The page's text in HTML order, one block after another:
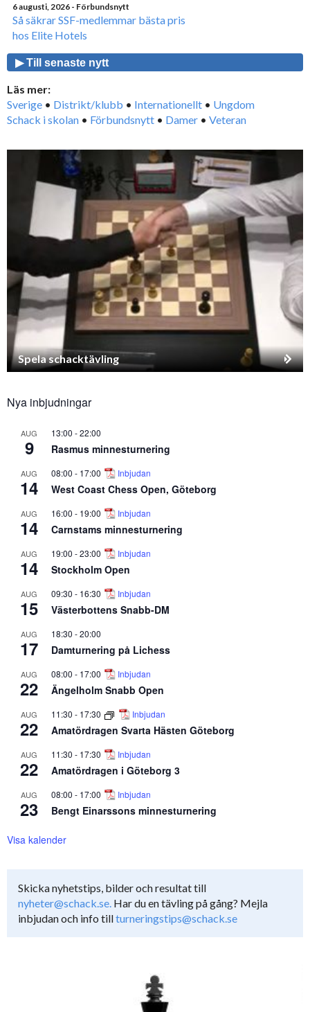
6 augusti, 2026 - Förbundsnytt
Så säkrar SSF-medlemmar bästa pris
hos Elite Hotels
▶ Till senaste nytt
Läs mer:
Sverige • Distrikt/klubb • Internationellt • Ungdom
Schack i skolan • Förbundsnytt • Damer • Veteran
Spela schacktävling
Nya inbjudningar
AUG
9
13:00 -22:00
Rasmus minnesturnering
AUG
14
08:00 - 17:00 Inbjudan
West Coast Chess Open, Göteborg
AUG
14
16:00 - 19:00 Inbjudan
Carnstams minnesturnering
AUG
14
19:00 -23:00 Inbjudan
Stockholm Open
AUG
15
09:30 - 16:30 Inbjudan
Västerbottens Snabb-DM
AUG
17
18:30 -20:00
Damturnering på Lichess
AUG
22
08:00 - 17:00 Inbjudan
Ängelholm Snabb Open
AUG
22
11:30 - 17:30 Inbjudan
Amatördragen Svarta Hästen Göteborg
AUG
22
11:30 - 17:30 Inbjudan
Amatördragen i Göteborg 3
AUG
23
08:00 - 17:00 Inbjudan
Bengt Einarssons minnesturnering
Visa kalender
Skicka nyhetstips, bilder och resultat till
nyheter@schack.se. Har du en tävling på gång? Mejla
inbjudan och info tillturneringstips@schack.se